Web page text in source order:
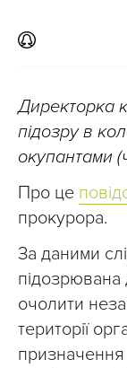
Директорка
підозру в
окупантами
Про це
прокурора.
За даними
підозрювана
очолити
території
призначення